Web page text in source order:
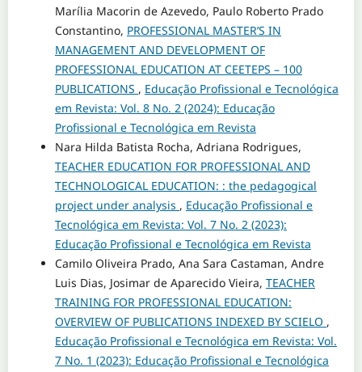
Marília Macorin de Azevedo, Paulo Roberto Prado
Constantino, PROFESSIONAL MASTER’S IN
MANAGEMENT AND DEVELOPMENT OF
PROFESSIONAL EDUCATION AT CEETEPS – 100
PUBLICATIONS , Educação Profissional e Tecnológica
em Revista: Vol. 8 No. 2 (2024): Educação
Profissional e Tecnológica em Revista
Nara Hilda Batista Rocha, Adriana Rodrigues,
TEACHER EDUCATION FOR PROFESSIONAL AND
TECHNOLOGICAL EDUCATION: : the pedagogical
project under analysis , Educação Profissional e
Tecnológica em Revista: Vol. 7 No. 2 (2023):
Educação Profissional e Tecnológica em Revista
Camilo Oliveira Prado, Ana Sara Castaman, Andre
Luis Dias, Josimar de Aparecido Vieira, TEACHER
TRAINING FOR PROFESSIONAL EDUCATION:
OVERVIEW OF PUBLICATIONS INDEXED BY SCIELO ,
Educação Profissional e Tecnológica em Revista: Vol.
7 No. 1 (2023): Educação Profissional e Tecnológica